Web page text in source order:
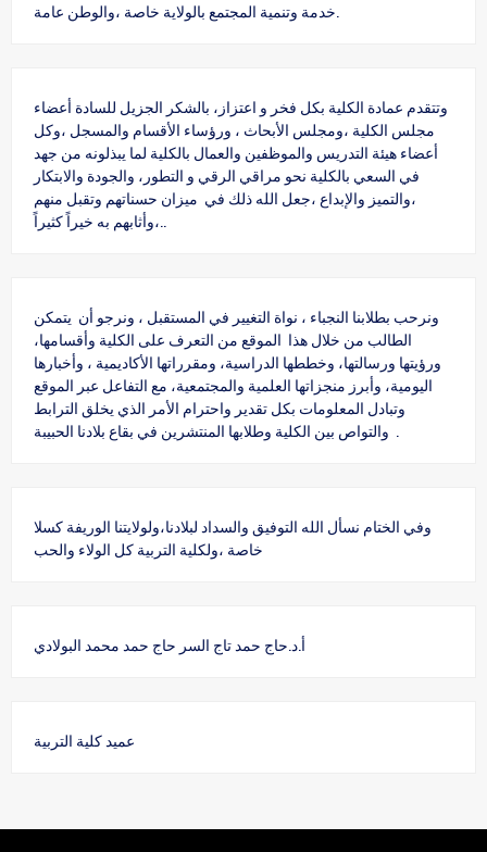
وتتقدم عمادة الكلية بكل فخر و اعتزاز، بالشكر الجزيل للسادة أعضاء
مجلس الكلية ،ومجلس الأبحاث ، ورؤساء الأقسام والمسجل ،وكل
أعضاء هيئة التدريس والموظفين والعمال بالكلية لما يبذلونه من جهد
في السعي بالكلية نحو مراقي الرقي و التطور، والجودة والابتكار
،والتميز والإبداع ،جعل الله ذلك في ميزان حسناتهم وتقبل منهم
ونرحب بطلابنا النجباء ، نواة التغيير في المستقبل ، ونرجو أن يتمكن
الطالب من خلال هذا الموقع من التعرف على الكلية وأقسامها،
ورؤيتها ورسالتها، وخططها الدراسية، ومقرراتها الأكاديمية ، وأخبارها
اليومية، وأبرز منجزاتها العلمية والمجتمعية، مع التفاعل عبر الموقع
وتبادل المعلومات بكل تقدير واحترام الأمر الذي يخلق الترابط
وفي الختام نسأل الله التوفيق والسداد لبلادنا،ولولايتنا الوريفة كسلا
خاصة ،ولكلية التربية كل الولاء والحب
أ.د.حاج حمد تاج السر حاج حمد محمد البولادي
عميد كلية التربية